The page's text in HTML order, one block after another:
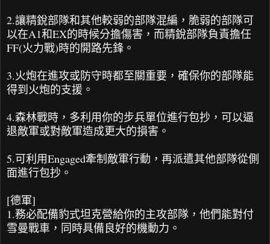
2.讓精銳部隊和其他較弱的部隊混編，脆弱的部隊可
以在A1和EX的時候分擔傷害，而精銳部隊負責擔任
FF(火力戰)時的開路先鋒。
3.火炮在進攻或防守時都至關重要，確保你的部隊能
得到火炮的支援。
4.森林戰時，多利用你的步兵單位進行包抄，可以逼
退敵軍或對敵軍造成更大的損害。
5.可利用Engaged牽制敵軍行動，再派遣其他部隊從側
面進行包抄。
[德軍]
1.務必配備豹式坦克營給你的主攻部隊，他們能對付
雪曼戰車，同時具備良好的機動力。